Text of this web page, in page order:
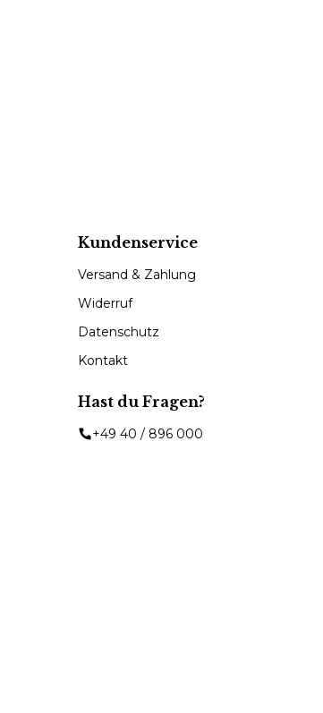
Kundenservice
Versand & Zahlung
Widerruf
Datenschutz
Kontakt
Hast du Fragen?
+49 40 / 896 000